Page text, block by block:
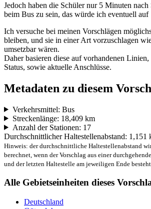
Jedoch haben die Schüler nur 5 Minuten nach
beim Bus zu sein, das würde ich eventuell
Ich versuche bei meinen Vorschlägen
bleiben, und sie in einer Art vorzuschlagen
umsetzbar wären.
Daher basieren diese auf vorhandenen
Status, sowie aktuelle Anschlüsse.
Metadaten zu diesem
Verkehrsmittel: Bus
Streckenlänge: 18,409 km
Anzahl der Stationen: 17
Durchschnittlicher Haltestellenabstand: 1,151
Hinweis: der durchschnittliche Haltestellenabstand
berechnet, wenn der Vorschlag aus einer
und der letzten Haltestelle am jeweiligen Ende besteht.
Alle Gebietseinheiten dieses
Deutschland